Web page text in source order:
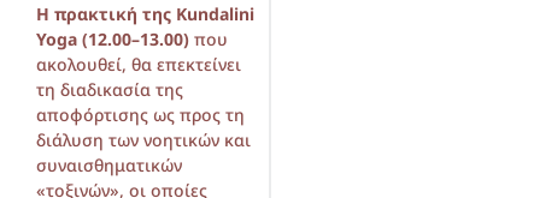
Η πρακτική της Kundalini
Yoga (12.00–13.00) που
ακολουθεί, θα επεκτείνει
τη διαδικασία της
αποφόρτισης ως προς τη
διάλυση των νοητικών και
συναισθηματικών
«τοξινών», οι οποίες